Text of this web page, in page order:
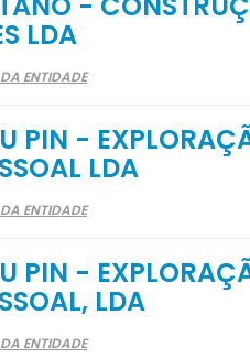
LDA
ENTIDADE
PIN -
LDA
ENTIDADE
PIN -
LDA
ENTIDADE